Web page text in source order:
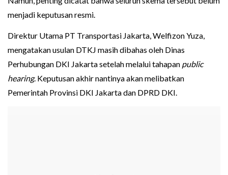
menjadi keputusan resmi.
Direktur Utama PT Transportasi Jakarta, Welfizon Yuza,
mengatakan usulan DTKJ masih dibahas oleh Dinas
Perhubungan DKI Jakarta setelah melalui tahapan public
hearing. Keputusan akhir nantinya akan melibatkan
Pemerintah Provinsi DKI Jakarta dan DPRD DKI.